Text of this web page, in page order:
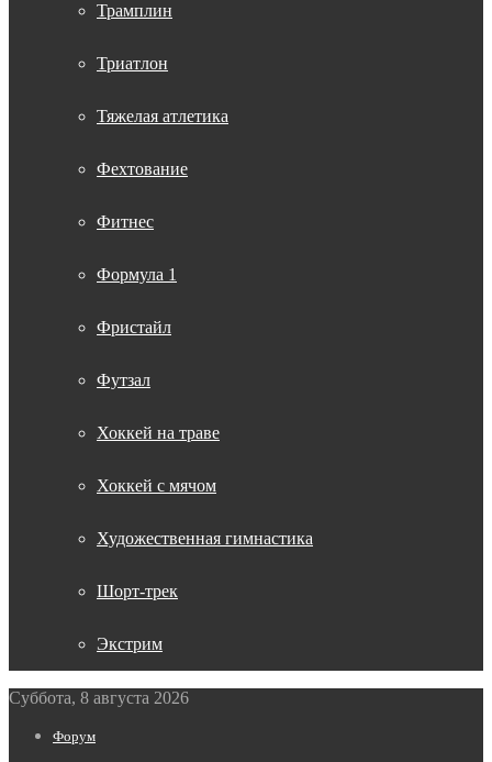
Трамплин
Триатлон
Тяжелая атлетика
Фехтование
Фитнес
Формула 1
Фристайл
Футзал
Хоккей на траве
Хоккей с мячом
Художественная гимнастика
Шорт-трек
Экстрим
Суббота, 8 августа 2026
Форум